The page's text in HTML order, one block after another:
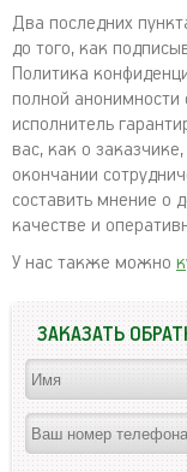
Два последних
до того, как
Политика
полной анонимности
исполнитель
вас, как о
окончании
составить мнение о
качестве и
У нас также можно
ЗАКАЗАТЬ